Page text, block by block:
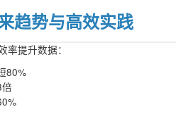
趋势与高效实践
率提升数据：
80%